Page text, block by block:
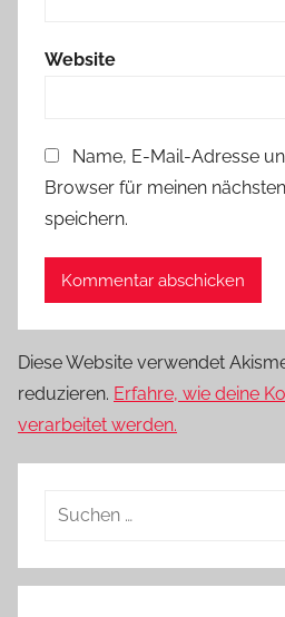
Website
Name, E-Mail-Adresse
Browser für meinen
speichern.
Diese Website verwendet
reduzieren. Erfahre, wie deine
verarbeitet werden.
Suchen